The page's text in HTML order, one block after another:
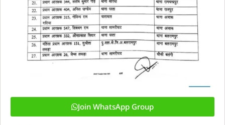
Join WhatsApp Group